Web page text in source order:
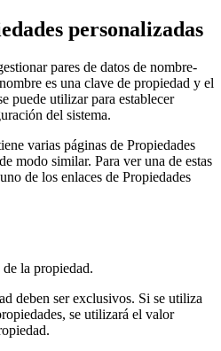
personalizadas
pares de datos de nombre-
es una clave de propiedad y el
puede utilizar para establecer
del sistema.
varias páginas de Propiedades
modo similar. Para ver una de estas
de los enlaces de Propiedades
la propiedad.
deben ser exclusivos. Si se utiliza
se utilizará el valor